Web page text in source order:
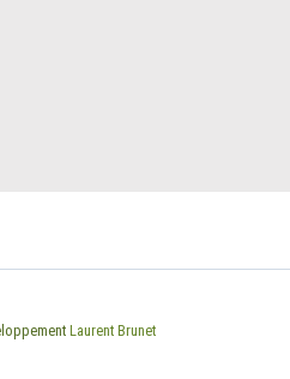
Laurent Brunet